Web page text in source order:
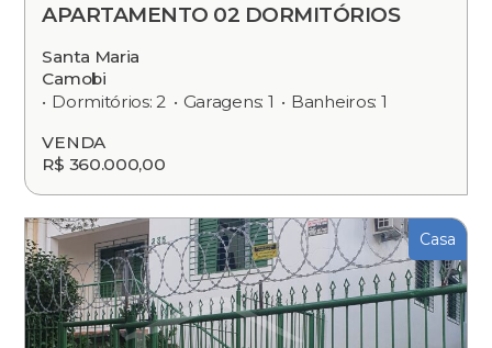
APARTAMENTO 02 DORMITÓRIOS
Santa Maria
Camobi
Dormitórios: 2
Garagens: 1
Banheiros: 1
VENDA
R$ 360.000,00
Casa